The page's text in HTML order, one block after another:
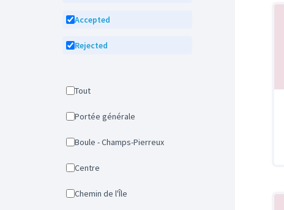
Accepted
Rejected
Tout
Portée générale
Boule - Champs-Pierreux
Centre
Chemin de l'Île